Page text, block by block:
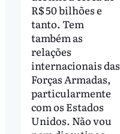
R$ 50 bilhões e
tanto. Tem
também as
relações
internacionais das
Forças Armadas,
particularmente
com os Estados
Unidos. Não vou